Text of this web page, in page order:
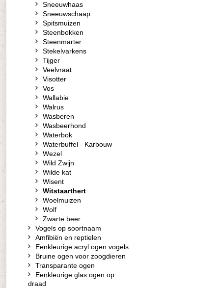
Sneeuwhaas
Sneeuwschaap
Spitsmuizen
Steenbokken
Steenmarter
Stekelvarkens
Tijger
Veelvraat
Visotter
Vos
Wallabie
Walrus
Wasberen
Wasbeerhond
Waterbok
Waterbuffel - Karbouw
Wezel
Wild Zwijn
Wilde kat
Wisent
Witstaarthert
Woelmuizen
Wolf
Zwarte beer
Vogels op soortnaam
Amfibiën en reptielen
Eenkleurige acryl ogen vogels
Bruine ogen voor zoogdieren
Transparante ogen
Eenkleurige glas ogen op
draad